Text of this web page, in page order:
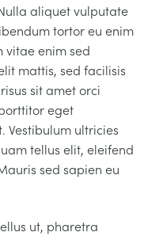
aliquet vulputate
tortor eu enim
enim sed
mattis, sed facilisis
sit amet orci
eget
Vestibulum ultricies
tellus elit, eleifend
sed sapien eu
ut, pharetra